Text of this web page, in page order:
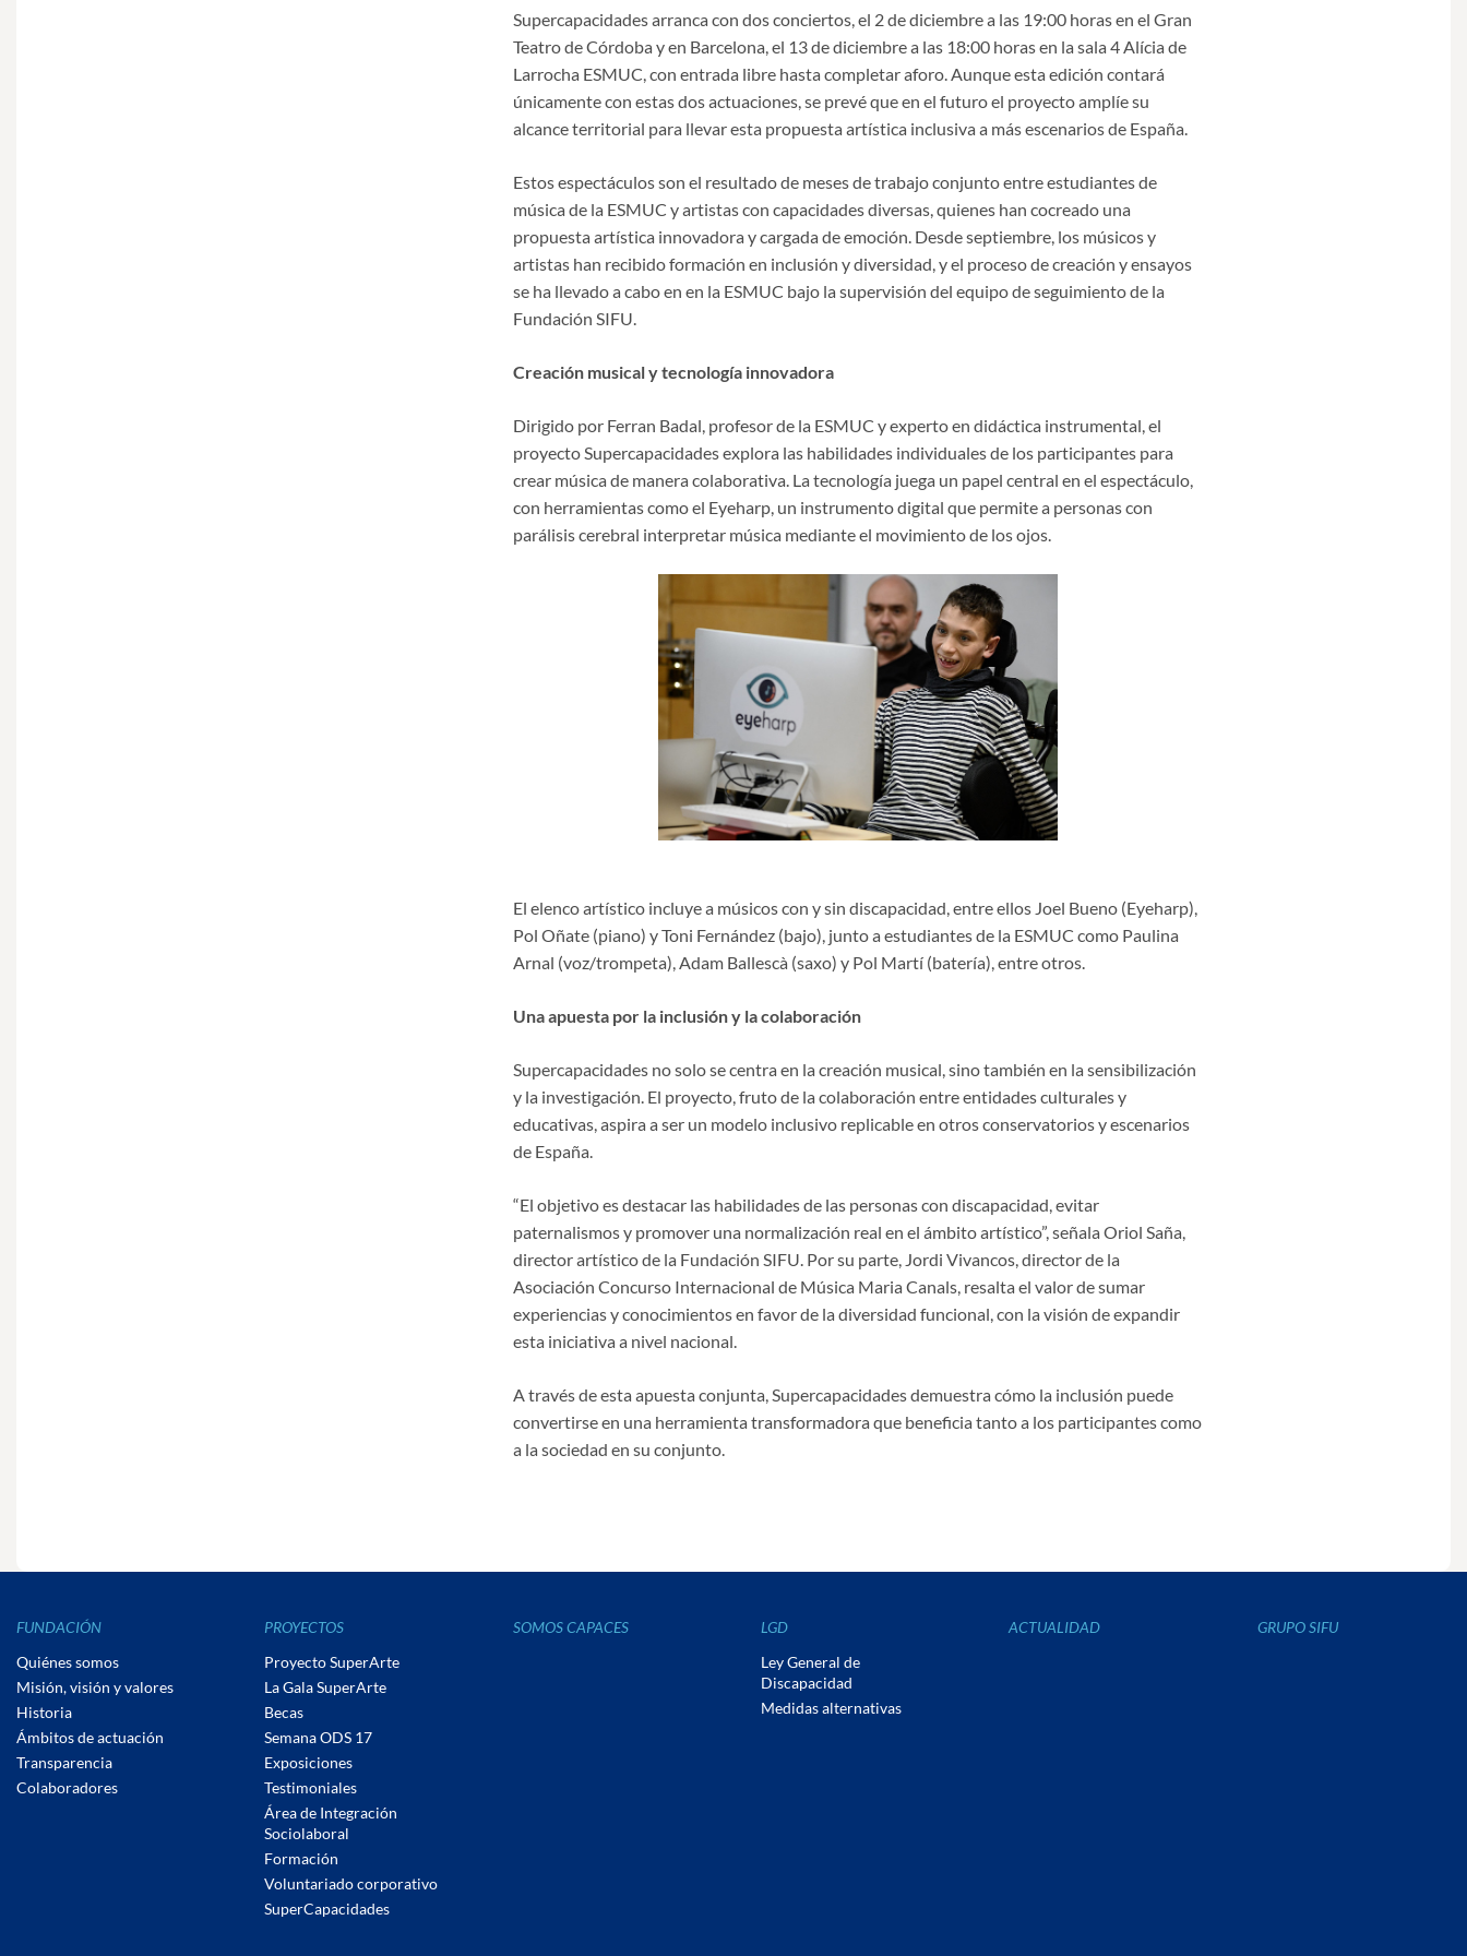
Supercapacidades arranca con dos conciertos, el 2 de diciembre a las 19:00 horas en el Gran
Teatro de Córdoba y en Barcelona, el 13 de diciembre a las 18:00 horas en la sala 4 Alícia de
Larrocha ESMUC, con entrada libre hasta completar aforo. Aunque esta edición contará
únicamente con estas dos actuaciones, se prevé que en el futuro el proyecto amplíe su
alcance territorial para llevar esta propuesta artística inclusiva a más escenarios de España.
Estos espectáculos son el resultado de meses de trabajo conjunto entre estudiantes de
música de la ESMUC y artistas con capacidades diversas, quienes han cocreado una
propuesta artística innovadora y cargada de emoción. Desde septiembre, los músicos y
artistas han recibido formación en inclusión y diversidad, y el proceso de creación y ensayos
se ha llevado a cabo en en la ESMUC bajo la supervisión del equipo de seguimiento de la
Fundación SIFU.
Creación musical y tecnología innovadora
Dirigido por Ferran Badal, profesor de la ESMUC y experto en didáctica instrumental, el
proyecto Supercapacidades explora las habilidades individuales de los participantes para
crear música de manera colaborativa. La tecnología juega un papel central en el espectáculo,
con herramientas como el Eyeharp, un instrumento digital que permite a personas con
parálisis cerebral interpretar música mediante el movimiento de los ojos.
El elenco artístico incluye a músicos con y sin discapacidad, entre ellos Joel Bueno (Eyeharp),
Pol Oñate (piano) y Toni Fernández (bajo), junto a estudiantes de la ESMUC como Paulina
Arnal (voz/trompeta), Adam Ballescà (saxo) y Pol Martí (batería), entre otros.
Una apuesta por la inclusión y la colaboración
Supercapacidades no solo se centra en la creación musical, sino también en la sensibilización
y la investigación. El proyecto, fruto de la colaboración entre entidades culturales y
educativas, aspira a ser un modelo inclusivo replicable en otros conservatorios y escenarios
de España.
“El objetivo es destacar las habilidades de las personas con discapacidad, evitar
paternalismos y promover una normalización real en el ámbito artístico”, señala Oriol Saña,
director artístico de la Fundación SIFU. Por su parte, Jordi Vivancos, director de la
Asociación Concurso Internacional de Música Maria Canals, resalta el valor de sumar
experiencias y conocimientos en favor de la diversidad funcional, con la visión de expandir
esta iniciativa a nivel nacional.
A través de esta apuesta conjunta, Supercapacidades demuestra cómo la inclusión puede
convertirse en una herramienta transformadora que beneficia tanto a los participantes como
a la sociedad en su conjunto.
FUNDACIÓN
Quiénes somos
Misión, visión y valores
Historia
Ámbitos de actuación
Transparencia
Colaboradores
PROYECTOS
Proyecto SuperArte
La Gala SuperArte
Becas
Semana ODS 17
Exposiciones
Testimoniales
Área de Integración
Sociolaboral
Formación
Voluntariado corporativo
SuperCapacidades
SOMOS CAPACES
LGD
Ley General de
Discapacidad
Medidas alternativas
ACTUALIDAD GRUPO SIFU